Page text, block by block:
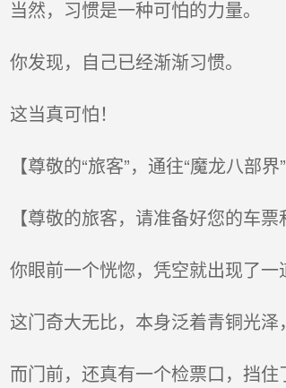
当然，习惯是一种可怕的力量。
你发现，自己已经渐渐习惯。
这当真可怕！
【尊敬的“旅客”，通往“魔龙八部界
【尊敬的旅客，请准备好您的车票
你眼前一个恍惚，凭空就出现了一
这门奇大无比，本身泛着青铜光泽
而门前，还真有一个检票口，挡住